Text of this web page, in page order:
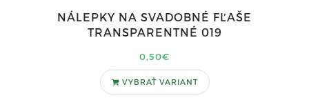
NÁLEPKY NA SVADOBNÉ FĽAŠE
TRANSPARENTNÉ 019
0,50€
VYBRAŤ VARIANT